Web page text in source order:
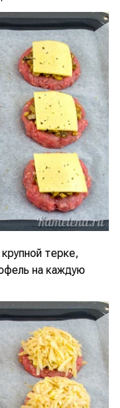
терке,
на каждую